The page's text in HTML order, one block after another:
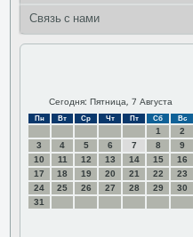
Связь с нами
Сегодня: Пятница, 7 Августа
Пн Вт Ср Чт Пт Сб Вс
1
2
3
4 5 6 7 8
9
10
11 12 13 14 15
16
17
18 19 20 21 22
23
24
25 26 27 28 29
30
31